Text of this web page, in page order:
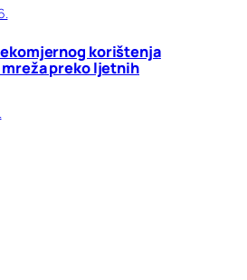
korištenja
preko ljetnih